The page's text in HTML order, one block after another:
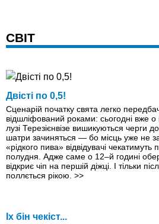
СВІТ
Двісті по 0,5!
Сценарій початку свята легко
відшліфований роками: сьогодні вже о
лузі Терезієнвізе вишикуються черги
шатри зачиняться — бо місць уже не
«рідкого пива» відвідувачі
полудня. Адже саме о 12–й годині
відкриє чіп на першій діжці. І тільки
поллється рікою. >>
Іх бін чекіст...